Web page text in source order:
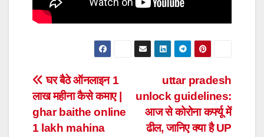
Post
navigation
uttar pradesh
unlock guidelines:
आज से कोरोना कर्फ्यू में
ढील, जानिए क्या है UP
घर बैठे ऑनलाइन 1
लाख महीना कैसे कमाए |
ghar baithe online
1 lakh mahina